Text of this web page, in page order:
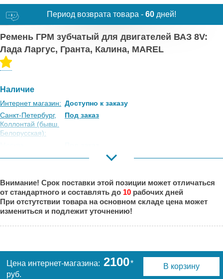
Период возврата товара - 60 дней!
Ремень ГРМ зубчатый для двигателей ВАЗ 8V:
Лада Ларгус, Гранта, Калина, MAREL
Наличие
Интернет магазин: Доступно к заказу
Санкт-Петербург,
Коллонтай (бывш.
Белорусская):
Под заказ
Порт:
Великий Новгород: Под заказ
Краснодар:
Под заказ
Челябинск:
Под заказ
Внимание! Срок поставки этой позиции может отличаться
от стандартного и составлять до 10 рабочих дней
При отстутствии товара на основном складе цена может
измениться и подлежит уточнению!
Цена интернет-магазина: 2100*
руб.
В корзину